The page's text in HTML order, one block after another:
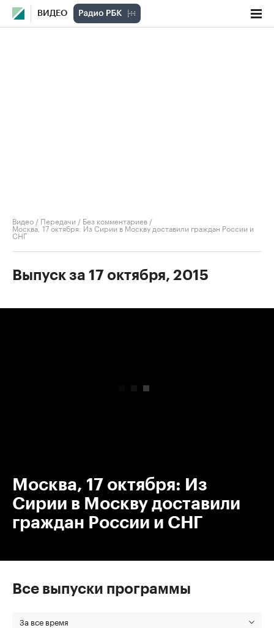
ВИДЕО
Видео / Передачи / Без комментариев /
Москва, 17 октября: Из Сирии в Москву доставили граждан России и
СНГ
Выпуск за 17 октября, 2015
Москва, 17 октября: Из
Сирии в Москву доставили
граждан России и СНГ
Все выпуски программы
За все время